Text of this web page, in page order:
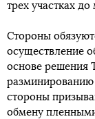
трех участках
Стороны
осуществление
основе решения
разминированию
стороны
обмену